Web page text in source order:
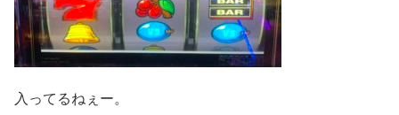
入ってるねぇー。